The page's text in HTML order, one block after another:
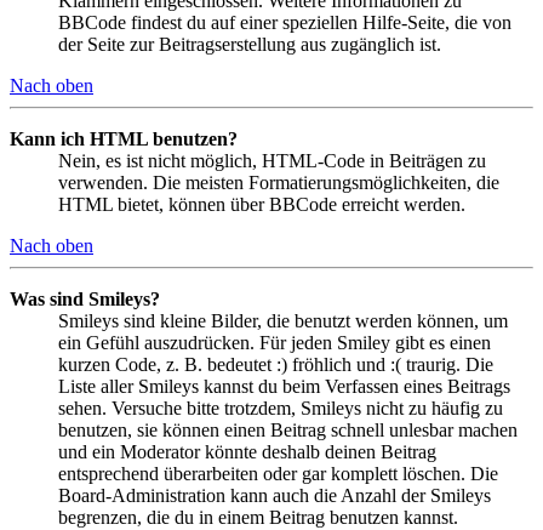
BBCode findest du auf einer speziellen Hilfe-Seite, die von
der Seite zur Beitragserstellung aus zugänglich ist.
Nach oben
Kann ich HTML benutzen?
Nein, es ist nicht möglich, HTML-Code in Beiträgen zu
verwenden. Die meisten Formatierungsmöglichkeiten, die
HTML bietet, können über BBCode erreicht werden.
Nach oben
Was sind Smileys?
Smileys sind kleine Bilder, die benutzt werden können, um
ein Gefühl auszudrücken. Für jeden Smiley gibt es einen
kurzen Code, z. B. bedeutet :) fröhlich und :( traurig. Die
Liste aller Smileys kannst du beim Verfassen eines Beitrags
sehen. Versuche bitte trotzdem, Smileys nicht zu häufig zu
benutzen, sie können einen Beitrag schnell unlesbar machen
und ein Moderator könnte deshalb deinen Beitrag
entsprechend überarbeiten oder gar komplett löschen. Die
Board-Administration kann auch die Anzahl der Smileys
begrenzen, die du in einem Beitrag benutzen kannst.